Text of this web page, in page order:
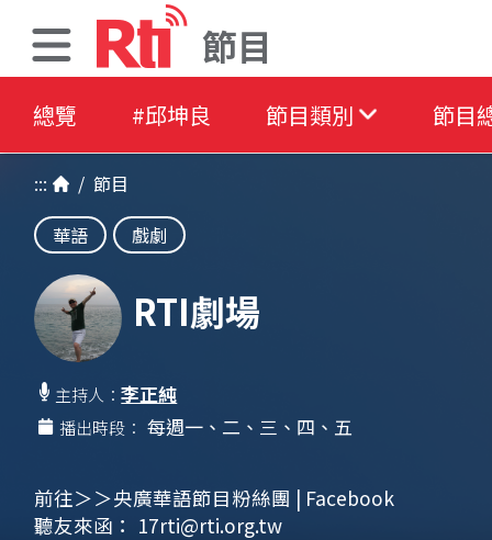
節目
總覽 #邱坤良 節目類別 節目
::: / 節目
華語
戲劇
RTI劇場
主持人：李正純
播出時段： 每週一、二、三、四、五
前往＞＞央廣華語節目粉絲團 | Facebook
聽友來函： 17rti@rti.org.tw